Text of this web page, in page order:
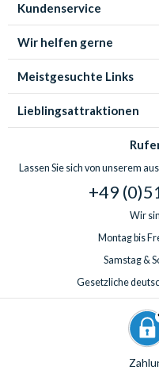
Kundenservice
Wir helfen gerne
Meistgesuchte Links
Lieblingsattraktionen
Lassen Sie sich von unserem
+49
Wir
Montag bis
Samstag &
Gesetzliche